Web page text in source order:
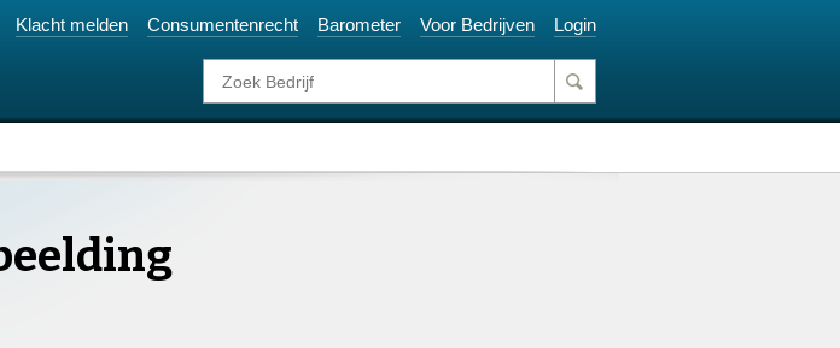
Klacht melden Consumentenrecht Barometer Voor Bedrijven Login